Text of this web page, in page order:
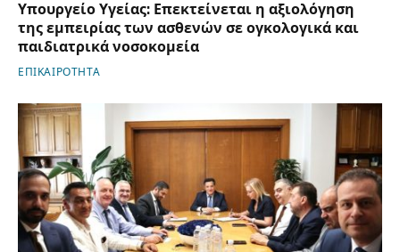
Υπουργείο Υγείας: Επεκτείνεται η αξιολόγηση
της εμπειρίας των ασθενών σε ογκολογικά και
παιδιατρικά νοσοκομεία
ΕΠΙΚΑΙΡΟΤΗΤΑ